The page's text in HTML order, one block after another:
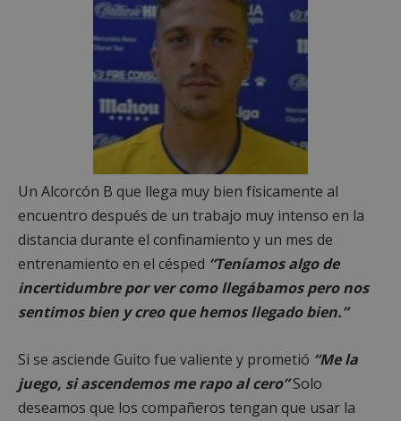
Un Alcorcón B que llega muy bien físicamente al
encuentro después de un trabajo muy intenso en la
distancia durante el confinamiento y un mes de
entrenamiento en el césped “Teníamos algo de
incertidumbre por ver como llegábamos pero nos
sentimos bien y creo que hemos llegado bien.”
Si se asciende Guito fue valiente y prometió “Me la
juego, si ascendemos me rapo al cero”Solo
deseamos que los compañeros tengan que usar la
Cookies estrictamente necesarias
Cookies de rendimiento
Cookies de preferencias
Cookies de funcionalidad
Cookies no clasificadas
Las cookies estrictamente necesarias permiten la
funcionalidad principal del sitio web, como el
inicio de sesión de usuario y la gestión de cuentas.
El sitio web no se puede utilizar correctamente sin
las cookies estrictamente necesarias.
Nombre
Proveedor /
Dominio
PHPSESSID
PHP.net
Sesión